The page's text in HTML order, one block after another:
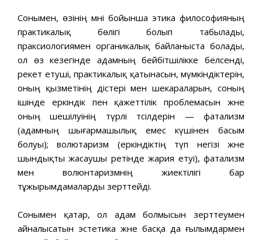
Сонымен, өзінің мәні бойынша этика философияның
практикалық бөлігі болып табылады,
праксиологиямен органикалық байланыста болады,
ол өз кезегінде адамның бейбітшілікке белсенді,
әрекет етуші, практикалық қатынасын, мүмкіндіктерін,
оның қызметінің әдістері мен шекараларын, соның
ішінде еркіндік пен қажеттілік проблемасын және
оның шешілуінің түрлі тәсілдерін — фатализм
(адамның шығармашылық емес күшінен басым
болуы); волютаризм (еркіндіктің түп негізі және
шындықты жасаушы ретінде жария етуі), фатализм
мен волюнтаризмнің жиектілігі бар
тұжырымдамаларды зерттейді.
Сонымен қатар, ол адам болмысын зерттеумен
айналысатын эстетика және басқа да ғылымдармен